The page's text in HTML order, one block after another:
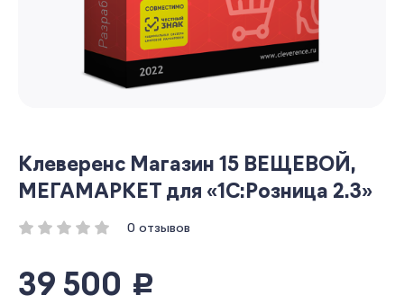
Клеверенс Магазин 15 ВЕЩЕВОЙ,
МЕГАМАРКЕТ для «1С:Розница 2.3»
0 отзывов
39 500 руб.